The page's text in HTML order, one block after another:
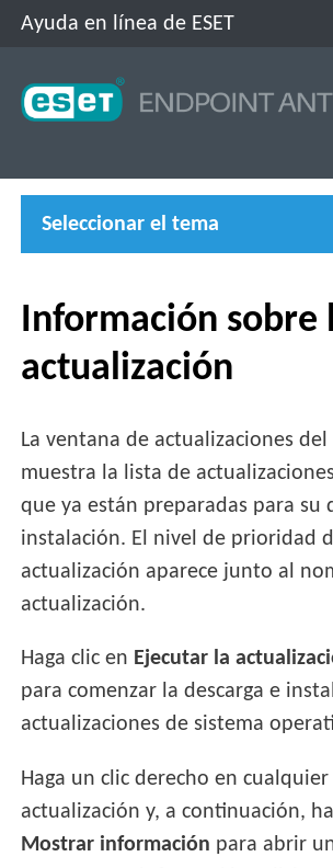
Ayuda en línea de ESET
Seleccionar el tema
Información sobre
actualización
La ventana de actualizaciones del
muestra la lista de
que ya están preparadas para su
instalación. El nivel de prioridad
actualización aparece junto al
actualización.
Haga clic en Ejecutar la
para comenzar la descarga e
actualizaciones de sistema
Haga un clic derecho en
actualización y, a continuación,
Mostrar información para abrir